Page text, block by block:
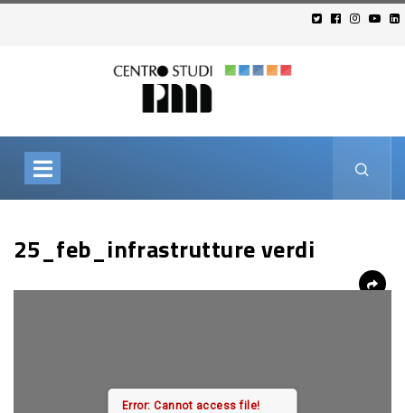
25_feb_infrastrutture verdi
Error: Cannot access file!